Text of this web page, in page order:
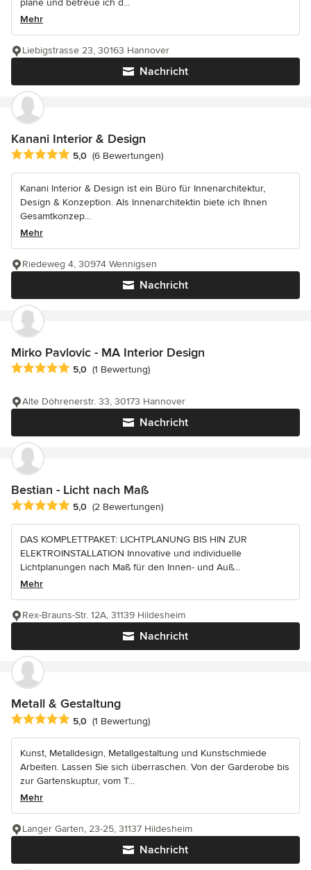
Mehr
Nachricht
Liebigstrasse 23, 30163 Hannover
Kanani Interior & Design
Durchschnittliche Bewertung: 5 von 5 Sternen
5,0 (6 Bewertungen)
Kanani Interior & Design ist ein Büro für Innenarchitektur,
Design & Konzeption. Als Innenarchitektin biete ich Ihnen
Gesamtkonzep...
Mehr
Nachricht
Riedeweg 4, 30974 Wennigsen
Mirko Pavlovic - MA Interior Design
Durchschnittliche Bewertung: 5 von 5 Sternen
5,0 (1 Bewertung)
Nachricht
Alte Döhrenerstr. 33, 30173 Hannover
Bestian - Licht nach Maß
Durchschnittliche Bewertung: 5 von 5 Sternen
5,0 (2 Bewertungen)
DAS KOMPLETTPAKET: LICHTPLANUNG BIS HIN ZUR
ELEKTROINSTALLATION Innovative und individuelle
Lichtplanungen nach Maß für den Innen- und Auß...
Mehr
Nachricht
Rex-Brauns-Str. 12A, 31139 Hildesheim
Metall & Gestaltung
Durchschnittliche Bewertung: 5 von 5 Sternen
5,0 (1 Bewertung)
Kunst, Metalldesign, Metallgestaltung und Kunstschmiede
Arbeiten. Lassen Sie sich überraschen. Von der Garderobe bis
zur Gartenskuptur, vom T...
Mehr
Nachricht
Langer Garten, 23-25, 31137 Hildesheim